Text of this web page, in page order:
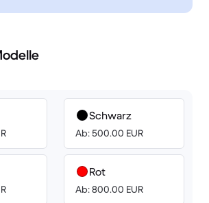
Schwarz
Ab: 500.00 EUR
Rot
Ab: 800.00 EUR